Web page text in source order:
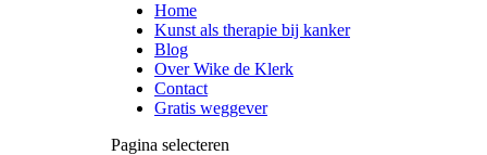
Home
Kunst als therapie bij kanker
Blog
Over Wike de Klerk
Contact
Gratis weggever
Pagina selecteren